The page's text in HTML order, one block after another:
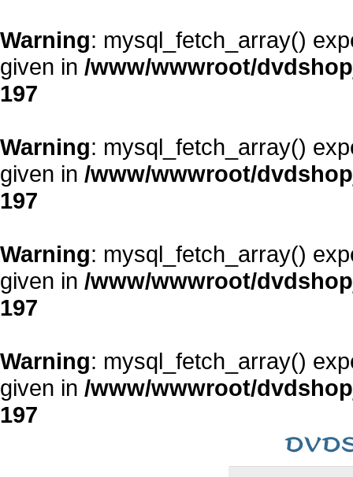
Warning: mysql_fetch_array()
given in /www/wwwroot/
197
Warning: mysql_fetch_array()
given in /www/wwwroot/
197
Warning: mysql_fetch_array()
given in /www/wwwroot/
197
Warning: mysql_fetch_array()
given in /www/wwwroot/
197